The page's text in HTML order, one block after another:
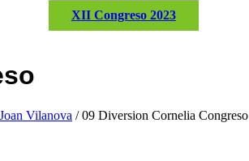
XII Congreso 2023
Vilanova / 09 Diversion Cornelia Congreso